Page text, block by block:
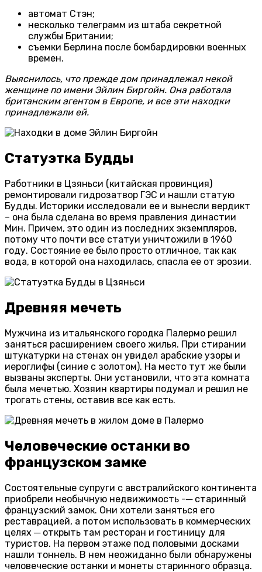
автомат Стэн;
несколько телеграмм из штаба секретной
службы Британии;
съемки Берлина после бомбардировки военных
времен.
Выяснилось, что прежде дом принадлежал некой
женщине по имени Эйлин Биргойн. Она работала
британским агентом в Европе, и все эти находки
принадлежали ей.
Статуэтка Будды
Работники в Цзяньси (китайская провинция)
ремонтировали гидрозатвор ГЭС и нашли статую
Будды. Историки исследовали ее и вынесли вердикт
– она была сделана во время правления династии
Мин. Причем, это один из последних экземпляров,
потому что почти все статуи уничтожили в 1960
году. Состояние ее было просто отличное, так как
вода, в которой она находилась, спасла ее от эрозии.
Древняя мечеть
Мужчина из итальянского городка Палермо решил
заняться расширением своего жилья. При стирании
штукатурки на стенах он увидел арабские узоры и
иероглифы (синие с золотом). На место тут же были
вызваны эксперты. Они установили, что эта комната
была мечетью. Хозяин квартиры подумал и решил не
трогать стены, оставив все как есть.
Человеческие останки во
французском замке
Состоятельные супруги с австралийского континента
приобрели необычную недвижимость -─ старинный
французский замок. Они хотели заняться его
реставрацией, а потом использовать в коммерческих
целях ─ открыть там ресторан и гостиницу для
туристов. На первом этаже под половыми досками
нашли тоннель. В нем неожиданно были обнаружены
человеческие останки и монеты старинного образца.